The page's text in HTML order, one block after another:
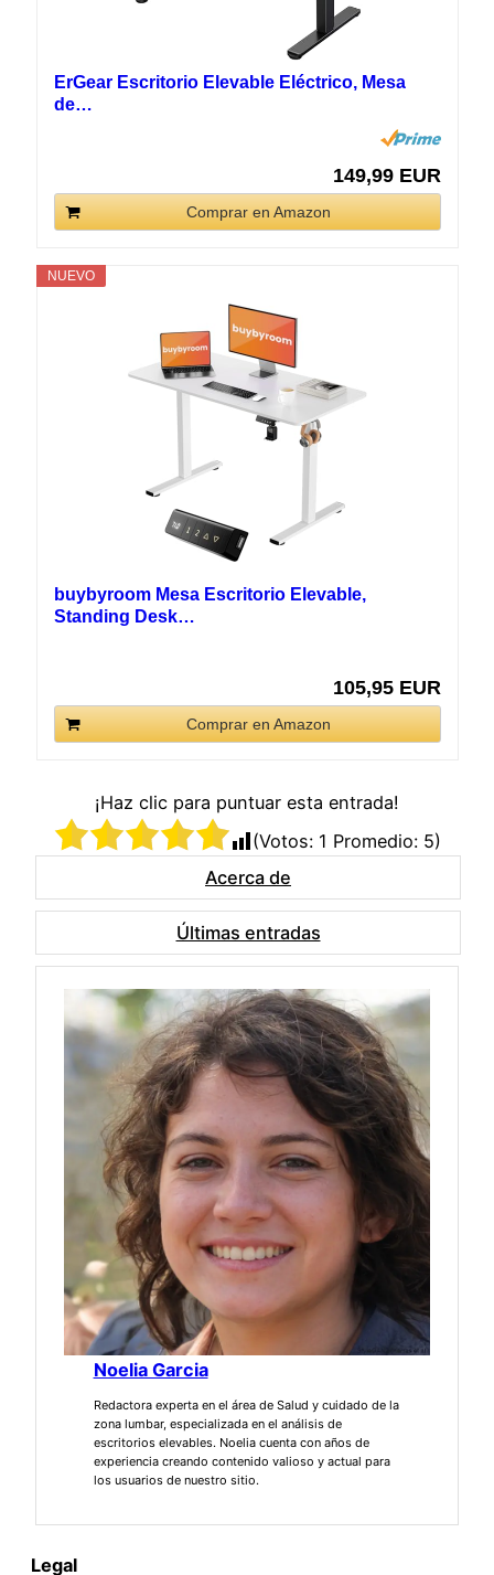
ErGear Escritorio Elevable Eléctrico, Mesa
de…
149,99 EUR
Comprar en Amazon
NUEVO
buybyroom Mesa Escritorio Elevable,
Standing Desk…
105,95 EUR
Comprar en Amazon
¡Haz clic para puntuar esta entrada!
(Votos: 1 Promedio: 5)
Acerca de
Últimas entradas
Noelia Garcia
Redactora experta en el área de Salud y cuidado de la
zona lumbar, especializada en el análisis de
escritorios elevables. Noelia cuenta con años de
experiencia creando contenido valioso y actual para
los usuarios de nuestro sitio.
Legal